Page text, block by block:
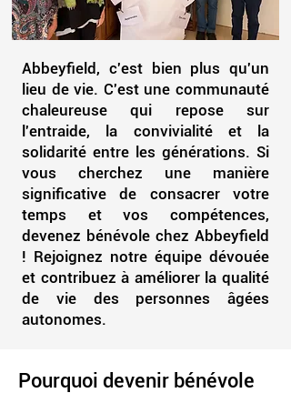
Abbeyfield, c'est bien plus qu'un
lieu de vie. C'est une communauté
chaleureuse qui repose sur
l'entraide, la convivialité et la
solidarité entre les générations. Si
vous cherchez une manière
significative de consacrer votre
temps et vos compétences,
devenez bénévole chez Abbeyfield
! Rejoignez notre équipe dévouée
et contribuez à améliorer la qualité
de vie des personnes âgées
autonomes.
Pourquoi devenir bénévole